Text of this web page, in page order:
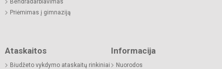
Priėmimas į gimnaziją
Ataskaitos
Biudžeto vykdymo ataskaitų rinkiniai
Informacija
Nuorodos